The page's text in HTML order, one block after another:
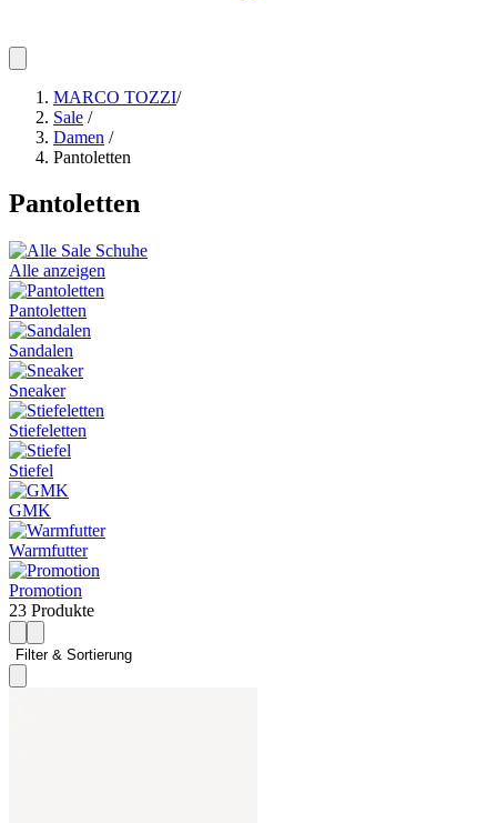
MARCO TOZZI/
Sale /
Damen /
Pantoletten
Pantoletten
Alle anzeigen
Pantoletten
Sandalen
Sneaker
Stiefeletten
Stiefel
GMK
Warmfutter
Promotion
23 Produkte